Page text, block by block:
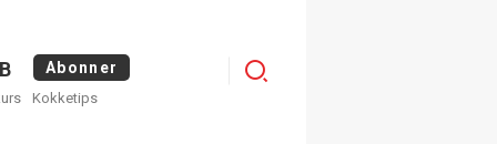
Abonner
Kokketips
Menu